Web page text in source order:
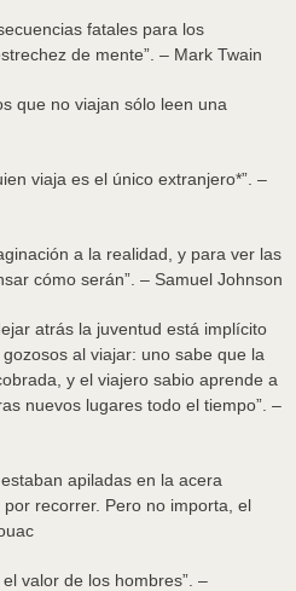
fatales para los
de mente”. – Mark Twain
que no viajan sólo leen una
viaja es el único extranjero*”. –
a la realidad, y para ver las
cómo serán”. – Samuel Johnson
atrás la juventud está implícito
al viajar: uno sabe que la
y el viajero sabio aprende a
nuevos lugares todo el tiempo”. –
apiladas en la acera
recorrer. Pero no importa, el
valor de los hombres”. –